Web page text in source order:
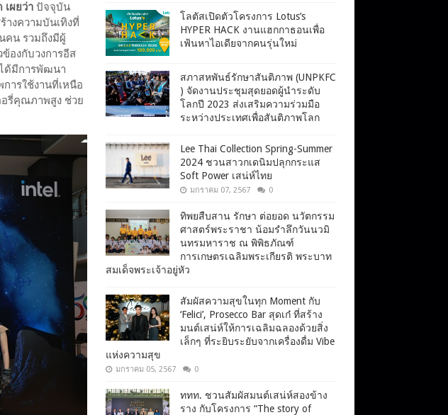
ผยว่า ปัจจุบัน
างความบันเทิงที่
คน รวมถึงมีผู้
องกับวงการอีส
ด้มีการพัฒนา
ารใช้งานที่เหนือ
รี่คุณภาพสูง ช่วย
โลตัสเปิดตัวโครงการ Lotus’s
HYPER HACK งานแฮกกาธอนเพื่อ
เฟ้นหาไอเดียจากคนรุ่นใหม่
สภาสหพันธ์รักษาสันติภาพ (UNPKFC
) จัดงานประชุมสุดยอดผู้นำระดับ
โลกปี 2023 ส่งเสริมความร่วมมือ
ระหว่างประเทศเพื่อสันติภาพโลก
Lee Thai Collection Spring-Summer
2024 ชวนสาวกเดนิมปลุกกระแส
Soft Power เสน่ห์ไทย
มกราคม 07, 2567 0
ทิพยสืบสาน รักษา ต่อยอด นวัตกรรม
ศาสตร์พระราชา น้อมรำลึกวันนวมิ
นทรมหาราช ณ พิพิธภัณฑ์
การเกษตรเฉลิมพระเกียรติ พระบาท
สมเด็จพระเจ้าอยู่หัว
สัมผัสความสุขในทุก Moment กับ
‘Felici’, Prosecco Bar สุดเก๋ ที่สร้าง
มนต์เสน่ห์ให้การเฉลิมฉลองด้วยสิ่ง
เล็กๆ ที่ระยิบระยับจากเครื่องดื่ม Vibe
แห่งความสุข
มกราคม 05, 2567 0
ททท. ชวนสัมผัสมนต์เสน่ห์สองข้าง
ราง กับโครงการ “The story of